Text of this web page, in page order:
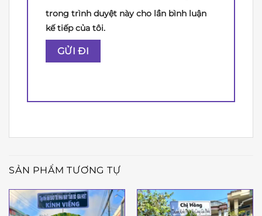
trong trình duyệt này cho lần bình luận
kế tiếp của tôi.
SẢN PHẨM TƯƠNG TỰ